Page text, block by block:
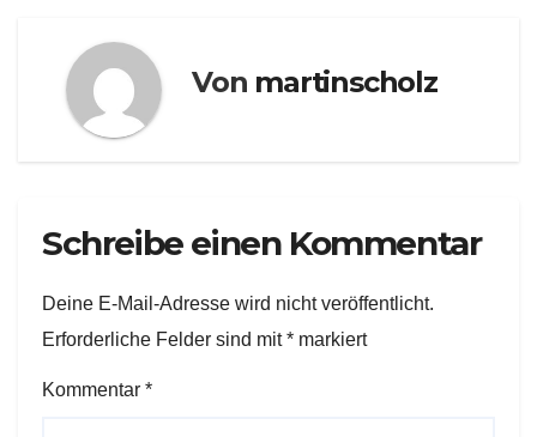
Von martinscholz
Schreibe einen Kommentar
Deine E-Mail-Adresse wird nicht veröffentlicht.
Erforderliche Felder sind mit* markiert
Kommentar *